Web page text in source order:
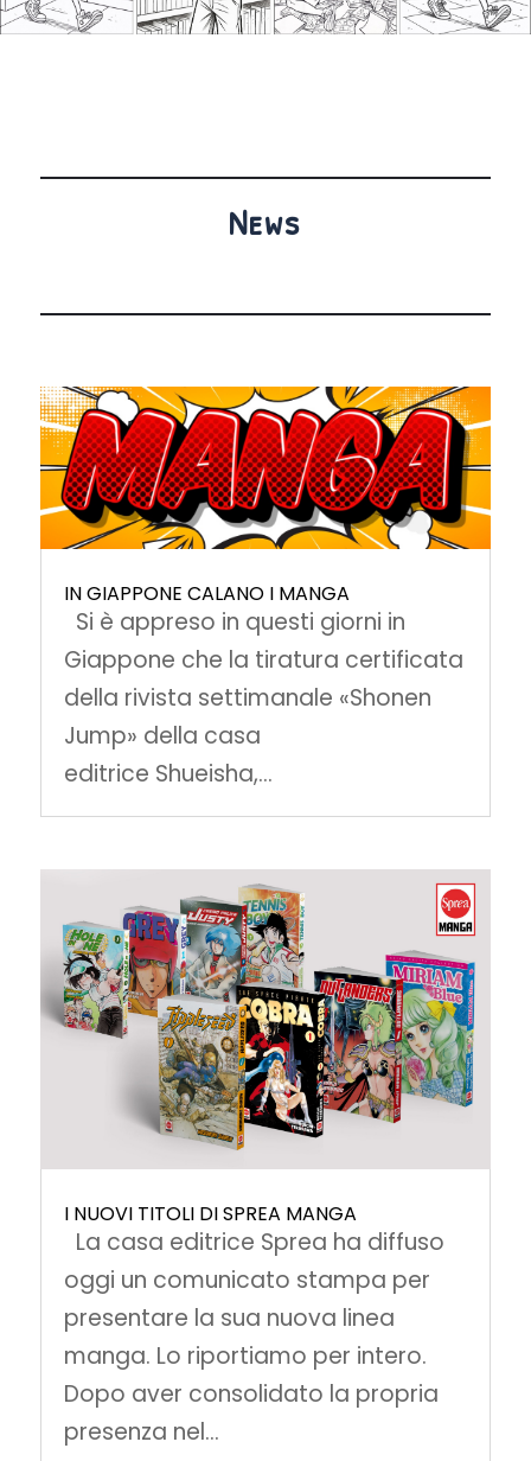
News
IN GIAPPONE CALANO I MANGA
Si è appreso in questi giorni in
Giappone che la tiratura certificata
della rivista settimanale «Shonen
Jump» della casa
editrice Shueisha,...
I NUOVI TITOLI DI SPREA MANGA
La casa editrice Sprea ha diffuso
oggi un comunicato stampa per
presentare la sua nuova linea
manga. Lo riportiamo per intero.
Dopo aver consolidato la propria
presenza nel...